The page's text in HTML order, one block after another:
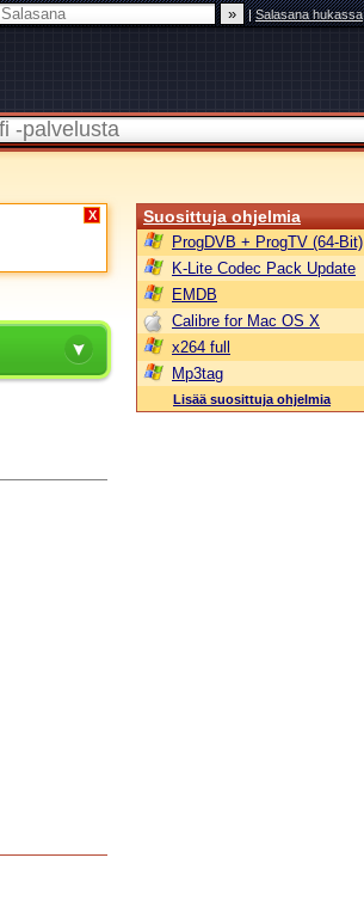
|Salasana hukassa
X Suosittuja ohjelmia
ProgDVB + ProgTV (64-Bit)
K-Lite Codec Pack Update
EMDB
Calibre for Mac OS X
x264 full
Mp3tag
Lisää suosittuja ohjelmia